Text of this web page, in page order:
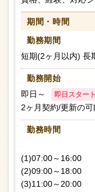
期間・時間
勤務期間
短期(2ヶ月以内) 長
勤務開始
即日～
即日スタート
2ヶ月契約/更新の可
勤務時間
(1)07:00～16:00
(2)09:00～18:00
(3)11:00～20:00